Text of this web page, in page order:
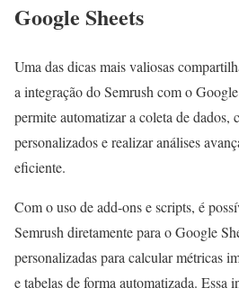
Google Sheets
Uma das dicas mais valiosas
a integração do Semrush com o
permite automatizar a coleta de dados,
personalizados e realizar análises
eficiente.
Com o uso de add-ons e scripts, é
Semrush diretamente para o Google
personalizadas para calcular métricas
e tabelas de forma automatizada. Essa